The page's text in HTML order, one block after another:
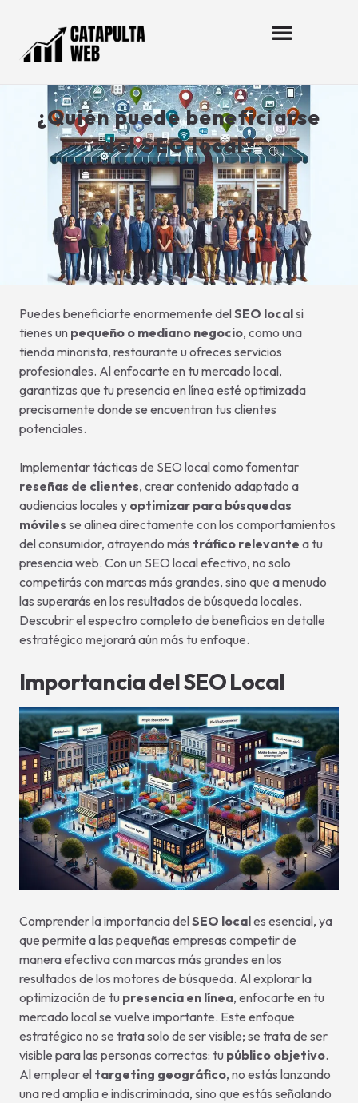
¿Quién puede beneficiarse
del SEO local?
Puedes beneficiarte enormemente delSEO localsi
tienes un pequeño o mediano negocio, como una
tienda minorista, restaurante u ofreces servicios
profesionales. Al enfocarte en tu mercado local,
garantizas que tu presencia en línea esté optimizada
precisamente donde se encuentran tus clientes
potenciales.
Implementar tácticas de SEO local como fomentar
reseñas de clientes, crear contenido adaptado a
audiencias locales y optimizar para búsquedas
móviles se alinea directamente con los comportamientos
del consumidor, atrayendo más tráfico relevante a tu
presencia web. Con un SEO local efectivo, no solo
competirás con marcas más grandes, sino que a menudo
las superarás en los resultados de búsqueda locales.
Descubrir el espectro completo de beneficios en detalle
estratégico mejorará aún más tu enfoque.
Importancia del SEO Local
Comprender la importancia delSEO locales esencial, ya
que permite a las pequeñas empresas competir de
manera efectiva con marcas más grandes en los
resultados de los motores de búsqueda. Al explorar la
optimización de tu presencia en línea, enfocarte en tu
mercado local se vuelve importante. Este enfoque
estratégico no se trata solo de ser visible; se trata de ser
visible para las personas correctas: tu público objetivo.
Al emplear el targeting geográfico, no estás lanzando
una red amplia e indiscriminada, sino que estás señalando